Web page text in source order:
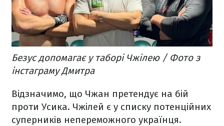
Безус допомагає у таборі Чжілею / Фото з
інстаграму Дмитра
Відзначимо, що Чжан претендує на бій
проти Усика. Чжілей є у списку потенційних
суперників непереможного українця.